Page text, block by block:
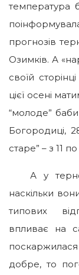
температура
прогнозів
Озимків. А
своїй
цієї осені
“молоде”
Богородиці,
старе” – з 11
А у
наскільки
типових
впливає на
добре, то